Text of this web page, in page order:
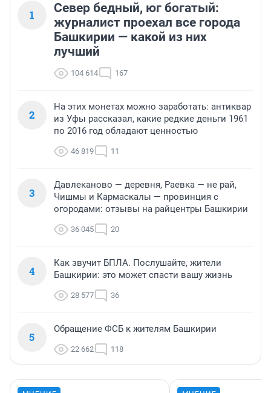
1
Север бедный, юг богатый:
журналист проехал все города
Башкирии — какой из них
лучший
104 614 167
2
На этих монетах можно заработать: антиквар
из Уфы рассказал, какие редкие деньги 1961
по 2016 год обладают ценностью
46 819 11
3
Давлеканово — деревня, Раевка — не рай,
Чишмы и Кармаскалы — провинция с
огородами: отзывы на райцентры Башкирии
36 045 20
4
Как звучит БПЛА. Послушайте, жители
Башкирии: это может спасти вашу жизнь
28 577 36
5
Обращение ФСБ к жителям Башкирии
22 662 118